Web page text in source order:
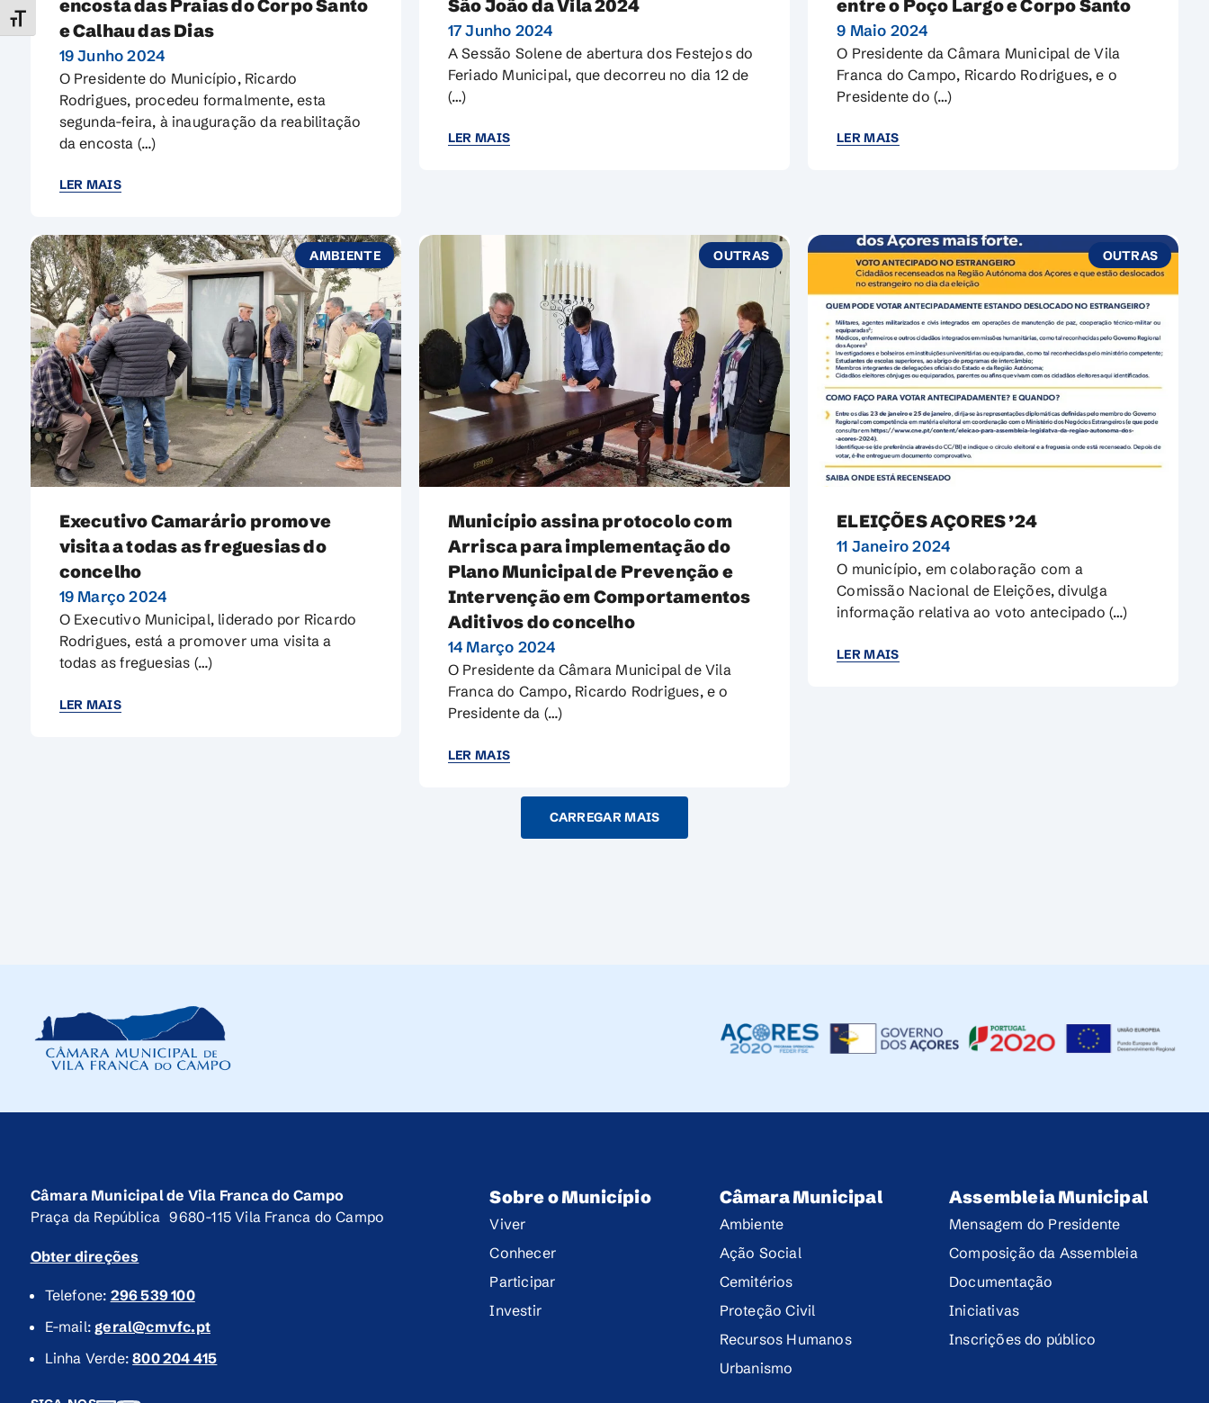
TOGGLE FONT SIZE
encosta das Praias do Corpo Santo
e Calhau das Dias
19 Junho 2024
O Presidente do Município, Ricardo
Rodrigues, procedeu formalmente, esta
segunda-feira, à inauguração da reabilitação
da encosta (…)
LER MAIS
São João da Vila 2024
17 Junho 2024
A Sessão Solene de abertura dos Festejos do
Feriado Municipal, que decorreu no dia 12 de
(…)
LER MAIS
entre o Poço Largo e Corpo Santo
9 Maio 2024
O Presidente da Câmara Municipal de Vila
Franca do Campo, Ricardo Rodrigues, e o
Presidente do (…)
LER MAIS
AMBIENTE
Executivo Camarário promove
visita a todas as freguesias do
concelho
19 Março 2024
O Executivo Municipal, liderado por Ricardo
Rodrigues, está a promover uma visita a
todas as freguesias (…)
LER MAIS
OUTRAS
Município assina protocolo com
Arrisca para implementação do
Plano Municipal de Prevenção e
Intervenção em Comportamentos
Aditivos do concelho
14 Março 2024
O Presidente da Câmara Municipal de Vila
Franca do Campo, Ricardo Rodrigues, e o
Presidente da (…)
LER MAIS
OUTRAS
ELEIÇÕES AÇORES ’24
11 Janeiro 2024
O município, em colaboração com a
Comissão Nacional de Eleições, divulga
informação relativa ao voto antecipado (…)
LER MAIS
CARREGAR MAIS
Câmara Municipal de Vila Franca do Campo
Praça da República 9680-115 Vila Franca do Campo
Obter direções
Telefone: 296 539 100
E-mail: geral@cmvfc.pt
Linha Verde:800 204 415
Sobre o Município
Viver
Conhecer
Participar
Investir
Câmara Municipal
Ambiente
Ação Social
Cemitérios
Proteção Civil
Recursos Humanos
Urbanismo
Assembleia Municipal
Mensagem do Presidente
Composição da Assembleia
Documentação
Iniciativas
Inscrições do público